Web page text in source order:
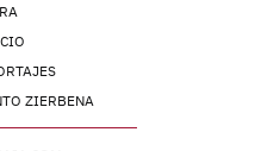
ZIERBENA